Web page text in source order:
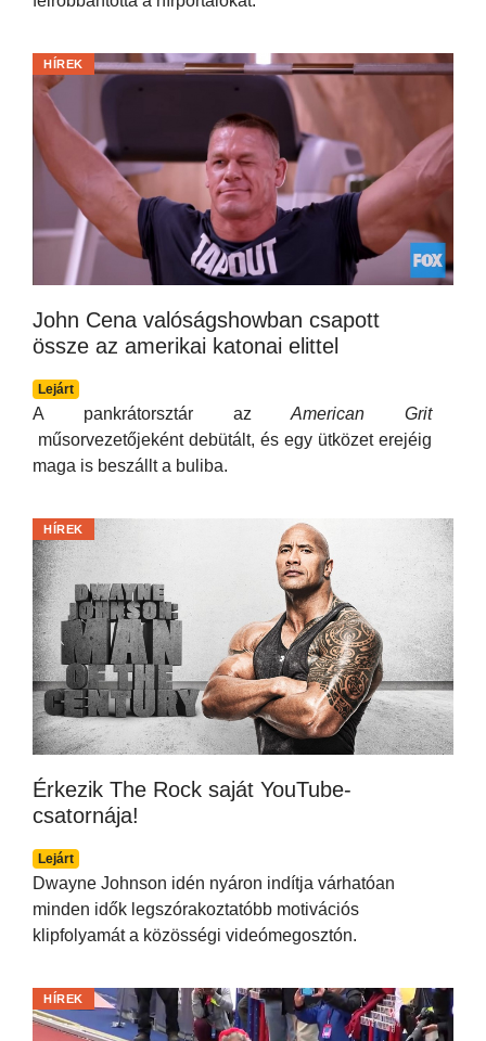
John Cena valóságshowban csapott
össze az amerikai katonai elittel
Lejárt
HÍREK
A pankrátorsztár azAmerican Grit
műsorvezetőjeként debütált, és egy ütközet erejéig
maga is beszállt a buliba.
Érkezik The Rock saját YouTube-
csatornája!
Lejárt
HÍREK
Dwayne Johnson idén nyáron indítja várhatóan
minden idők legszórakoztatóbb motivációs
klipfolyamát a közösségi videómegosztón.
HÍREK